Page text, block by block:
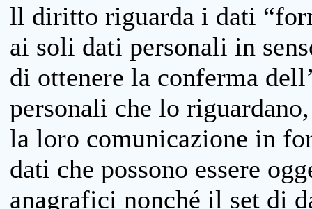
ll diritto riguarda i dati
ai soli dati personali in
di ottenere la conferma
personali che lo
la loro comunicazione in
dati che possono essere
anagrafici nonché il set di